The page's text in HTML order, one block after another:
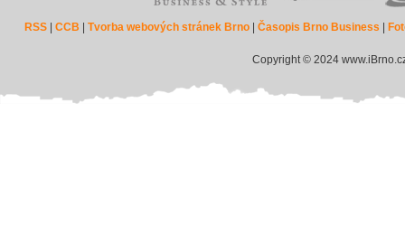
RSS |CCB |Tvorba webových stránek Brno |Časopis Brno Business
Copyright © 2024